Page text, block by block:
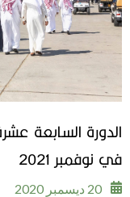
الدورة السابعة
في نوفمبر 2021
20 ديسمبر 2020